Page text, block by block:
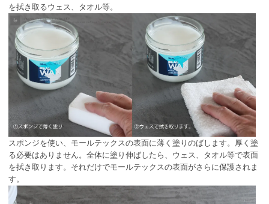
を拭き取るウェス、タオル等。
スポンジを使い、モールテックスの表面に薄く塗りのばします。厚く塗
る必要はありません。全体に塗り伸ばしたら、ウェス、タオル等で表面
を拭き取ります。それだけでモールテックスの表面がさらに保護されま
す。